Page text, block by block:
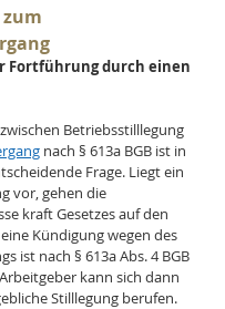
Fortführung durch einen
Betriebsstilllegung
nach § 613a BGB ist in
Frage. Liegt ein
vor, gehen die
kraft Gesetzes auf den
Kündigung wegen des
ist nach § 613a Abs. 4 BGB
kann sich dann
Stilllegung berufen.